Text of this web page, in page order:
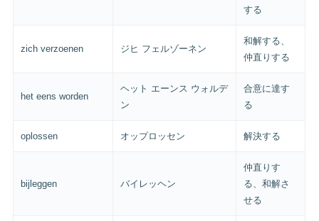
する
zich verzoenen ジヒ フェルゾーネン
和解する、
仲直りする
het eens worden
ヘット エーンス ウォルデ
ン
合意に達す
る
oplossen オップロッセン 解決する
bijleggen バイレッヘン
仲直りす
る、和解さ
せる